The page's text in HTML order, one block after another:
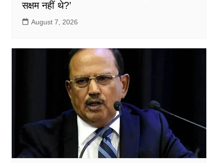
सक्षम नहीं थे?’
August 7, 2026